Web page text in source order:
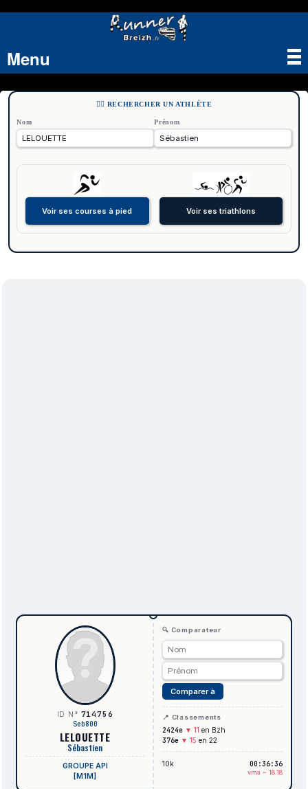
Menu
🏃‍♂️ RECHERCHER UN ATHLÈTE
Nom Prénom
ID N° 714756
Seb800
LELOUETTE
Sébastien
GROUPE API
[M1M]
🔍 Comparateur
Comparer à
📍 Classements
2424e ▼ 11 en Bzh
376e ▼ 15 en 22
10k 00:36:36
vma ~ 18.18